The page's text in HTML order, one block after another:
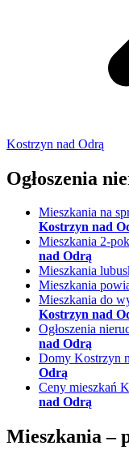
Kostrzyn nad Odrą
Ogłoszenia
Mieszkania na
Kostrzyn nad
Mieszkania 2-
nad Odrą
Mieszkania
Mieszkania
Mieszkania do
Kostrzyn nad
Ogłoszenia
nad Odrą
Domy Kostrzyn
Odrą
Ceny mieszkań
nad Odrą
Mieszkania –